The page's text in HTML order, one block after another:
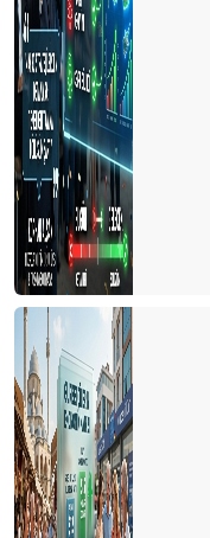
AVUSTURYALI
MARMARİS’TE
SEZON BURUK BAŞLADI
60 MİLYON ALMAN
11 MİLYON TÜRK
DÜNYA TÜRKİYE’DE
GAZZE RİVİERASI
2025 YILINDA ANTALYA
GURBETÇİ DEĞİL, ARTIK
Ben bu 2024'e pek
REHBERLER VAR OLMA
ANTALYA TURİZMİNİN 10